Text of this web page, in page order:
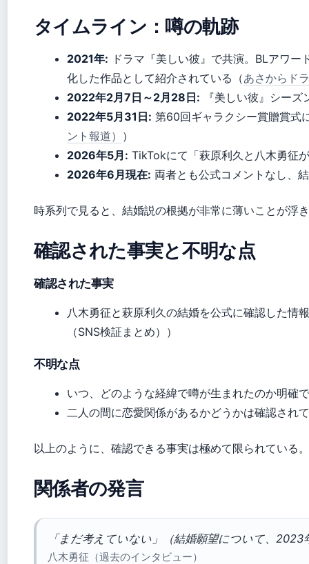
タイムライン：噂の軌跡
2021年: ドラマ『美しい彼』で共演。BLアワ
化した作品として紹介されている（あさからド
2022年2月7日～2月28日: 『美しい彼』シー
2022年5月31日: 第60回ギャラクシー賞贈賞式
ント報道） ）
2026年5月: TikTokにて「萩原利久と八木勇征
2026年6月現在: 両者とも公式コメントなし、
時系列で見ると、結婚説の根拠が非常に薄いことが浮
確認された事実と不明な点
確認された事実
八木勇征と萩原利久の結婚を公式に確認した情
（SNS検証まとめ））
不明な点
いつ、どのような経緯で噂が生まれたのか明確
二人の間に恋愛関係があるかどうかは確認され
以上のように、確認できる事実は極めて限られている。
関係者の発言
「まだ考えていない」（結婚願望について、2023
八木勇征（過去のインタビュー）